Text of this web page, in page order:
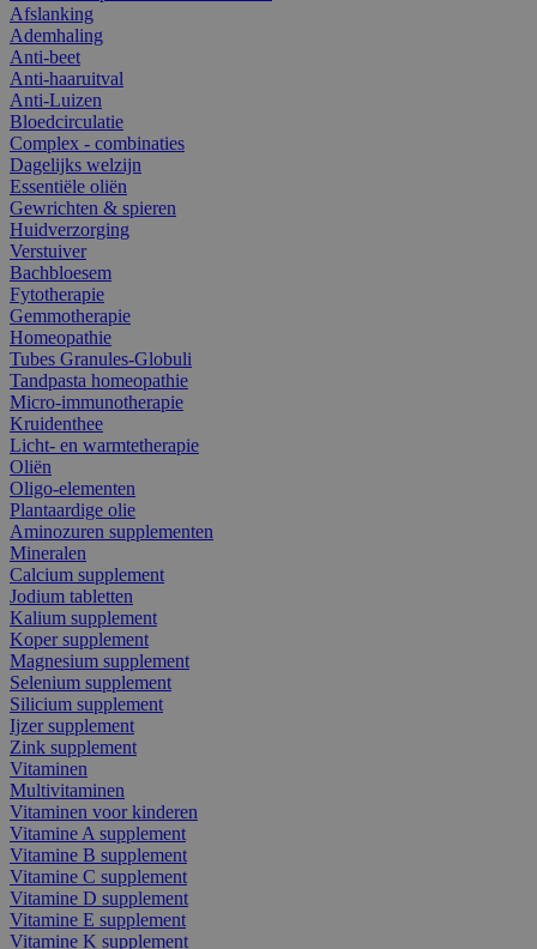
Afslanking
Ademhaling
Anti-beet
Anti-haaruitval
Anti-Luizen
Bloedcirculatie
Complex - combinaties
Dagelijks welzijn
Essentiële oliën
Gewrichten & spieren
Huidverzorging
Verstuiver
Bachbloesem
Fytotherapie
Gemmotherapie
Homeopathie
Tubes Granules-Globuli
Tandpasta homeopathie
Micro-immunotherapie
Kruidenthee
Licht- en warmtetherapie
Oliën
Oligo-elementen
Plantaardige olie
Aminozuren supplementen
Mineralen
Calcium supplement
Jodium tabletten
Kalium supplement
Koper supplement
Magnesium supplement
Selenium supplement
Silicium supplement
Ijzer supplement
Zink supplement
Vitaminen
Multivitaminen
Vitaminen voor kinderen
Vitamine A supplement
Vitamine B supplement
Vitamine C supplement
Vitamine D supplement
Vitamine E supplement
Vitamine K supplement